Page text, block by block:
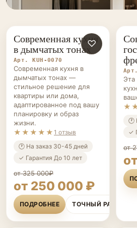
КУХНИ НА ЗАКАЗ ♡
Современная кухня
в дымчатых тонах
Арт. KUH-0070
Современная кухня в
дымчатых тонах —
стильное решение для
квартиры или дома,
адаптированное под вашу
планировку и образ
жизни.
★★★★★ 1 отзыв
🕐 На заказ 30-45 дней
✓ Гарантия До 10 лет
от 325 000₽
от 250 000 ₽
ПОДРОБНЕЕ ТОЧНЫЙ РАСЧЁТ
Эта
🕐
✓
от